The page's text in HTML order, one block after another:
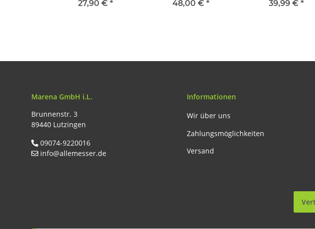
18 cm Bambus
27,90 € *
40 cm Buche natur
48,00 € *
30 cm natur
39,99 € *
Marena GmbH i.L.
Brunnenstr. 3
89440 Lutzingen
09074-9220016
info@allemesser.de
Informationen
Wir über uns
Zahlungsmöglichkeiten
Versand